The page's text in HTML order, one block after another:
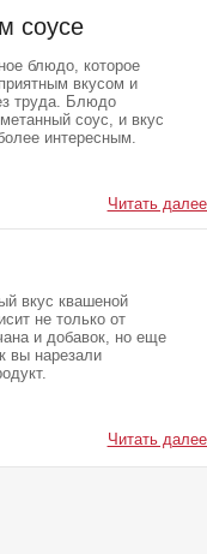
соусе
блюдо, которое
вкусом и
труда. Блюдо
соус, и вкус
интересным.
Читать
вкус квашеной
не только от
и добавок, но еще
вы нарезали
Читать